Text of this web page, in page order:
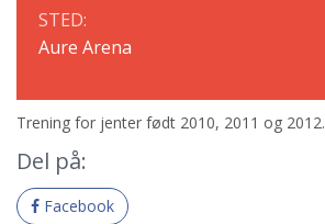
STED:
Aure Arena
Trening for jenter født 2010, 2011 og 2012.
Del på:
Facebook